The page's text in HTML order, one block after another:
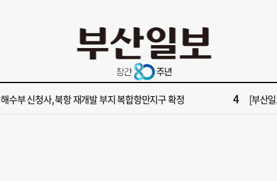
[속보] 제13호 태풍 돌핀 경로, 내주 중국 상륙…'불가마 더위' 언제까지
해수부 신청사, 북항 재개발 부지 복합항만지구 확정
'구포시장 가이드' 자처한 한동훈…'구포데이'로 북구 알리기 총력 6 [부산